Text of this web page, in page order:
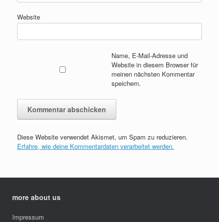
Website
Name, E-Mail-Adresse und
Website in diesem Browser für
meinen nächsten Kommentar
speichern.
Diese Website verwendet Akismet, um Spam zu reduzieren.
Erfahre, wie deine Kommentardaten verarbeitet werden.
more about us
Impressum